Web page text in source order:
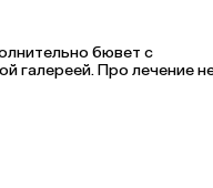
бювет с
галереей. Про лечение